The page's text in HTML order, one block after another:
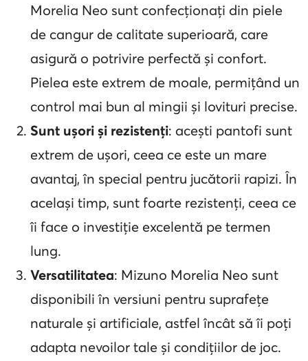
Morelia Neo sunt confecționați din piele
de cangur de calitate superioară, care
asigură o potrivire perfectă și confort.
Pielea este extrem de moale, permițând un
control mai bun al mingii și lovituri precise.
Sunt ușori și rezistenți: acești pantofi sunt
extrem de ușori, ceea ce este un mare
avantaj, în special pentru jucătorii rapizi. În
același timp, sunt foarte rezistenți, ceea ce
îi face o investiție excelentă pe termen
lung.
Versatilitatea: Mizuno Morelia Neo sunt
disponibili în versiuni pentru suprafețe
naturale și artificiale, astfel încât să îi poți
adapta nevoilor tale și condițiilor de joc.